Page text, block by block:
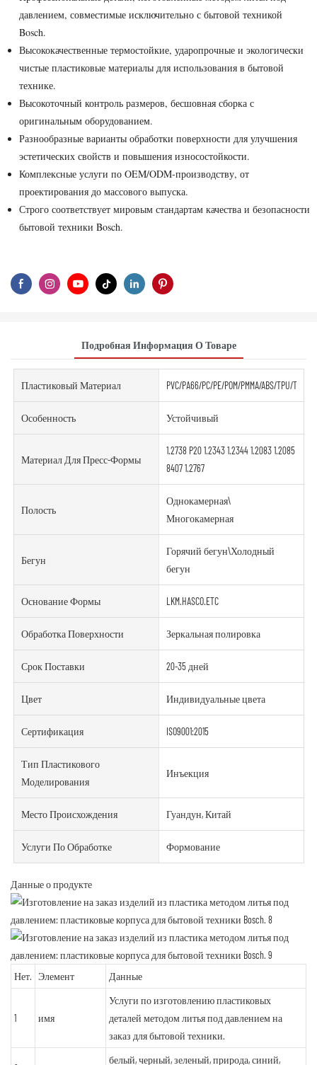
давлением, совместимые исключительно с бытовой техникой
Bosch.
Высококачественные термостойкие, ударопрочные и экологически
чистые пластиковые материалы для использования в бытовой
технике.
Высокоточный контроль размеров, бесшовная сборка с
оригинальным оборудованием.
Разнообразные варианты обработки поверхности для улучшения
эстетических свойств и повышения износостойкости.
Комплексные услуги по OEM/ODM-производству, от
проектирования до массового выпуска.
Строго соответствует мировым стандартам качества и безопасности
бытовой техники Bosch.
Подробная Информация О Товаре
Пластиковый Материал PVC/PA66/PC/PE/POM/PMMA/ABS/TPU/TPE/
Особенность Устойчивый
Материал Для Пресс-Формы
1.2738 P20 1.2343 1.2344 1.2083 1.2085
8407 1.2767
Полость
Однокамерная\
Многокамерная
Бегун
Горячий бегун\Холодный
бегун
Основание Формы LKM.HASCO.ETC
Обработка Поверхности Зеркальная полировка
Срок Поставки 20-35 дней
Цвет Индивидуальные цвета
Сертификация ISO9001:2015
Тип Пластикового
Моделирования
Инъекция
Место Происхождения Гуандун, Китай
Услуги По Обработке Формование
Данные о продукте
Нет. Элемент Данные
1 имя
Услуги по изготовлению пластиковых
деталей методом литья под давлением на
заказ для бытовой техники.
белый, черный, зеленый, природа, синий,